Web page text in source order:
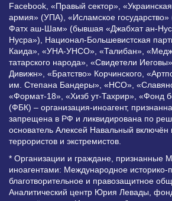
Facebook, «Правый сектор»,
армия» (УПА), «Исламское
Фатх аш-Шам» (бывшая «Джабхат ан-
Нусра»), Национал-Большевистская
Каида», «УНА-УНСО», «Талибан»,
татарского народа», «Свидетели
Дивижн», «Братство» Корчинского,
им. Степана Бандеры», «НСО»,
«Формат-18», «Хизб ут-Тахрир», «Фонд
(ФБК) – организация-иноагент,
запрещена в РФ и ликвидирована по
основатель Алексей Навальный включён
террористов и экстремистов.
* Организации и граждане, признанные
иноагентами: Международное историко-
благотворительное и правозащитное
Аналитический центр Юрия Левады,